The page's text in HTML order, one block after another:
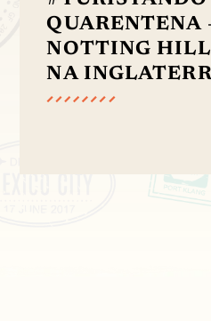
QUARENTENA
NOTTING HILL
NA